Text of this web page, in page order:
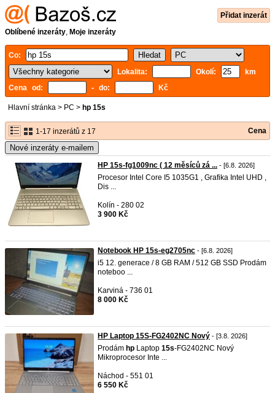
Přidat inzerát
Oblíbené inzeráty, Moje inzeráty
Co:
Lokalita:
Okolí:
km
Cena od:
- do: Kč
Hlavní stránka > PC > hp 15s
1-17 inzerátů z 17 Cena
Nové inzeráty e-mailem
HP 15s-fg1009nc ( 12 měsíců zá ... - [6.8. 2026]
Procesor Intel Core I5 1035G1 , Grafika Intel UHD ,
Dis ...
Kolín - 280 02
3 900 Kč
Notebook HP 15s-eg2705nc - [6.8. 2026]
i5 12. generace / 8 GB RAM / 512 GB SSD Prodám
noteboo ...
Karviná - 736 01
8 000 Kč
HP Laptop 15S-FG2402NC Nový - [3.8. 2026]
Prodám hp Laptop 15s-FG2402NC Nový
Mikroprocesor Inte ...
Náchod - 551 01
6 550 Kč